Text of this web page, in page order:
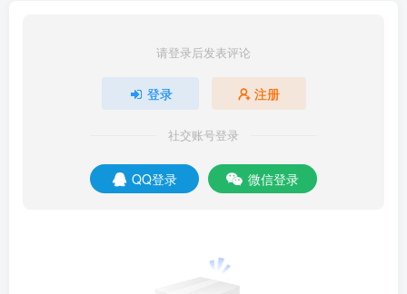
请登录后发表评论
登录 注册
社交账号登录
QQ登录 微信登录